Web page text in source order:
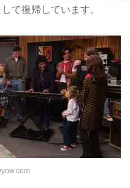
て復帰しています。